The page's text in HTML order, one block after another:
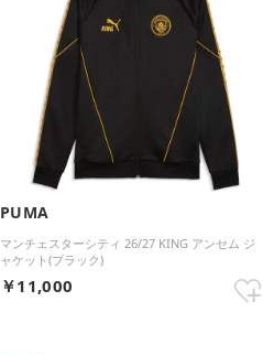
PUMA
マンチェスターシティ 26/27 KING アンセム ジ
ャケット(ブラック)
￥11,000